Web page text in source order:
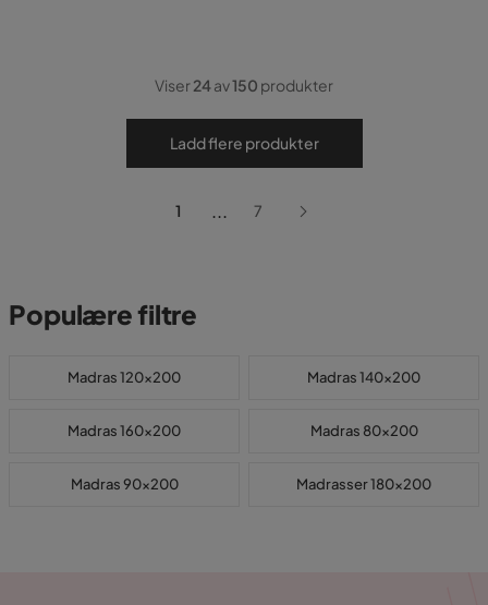
Viser24av150 produkter
Ladd flere produkter
1 ... 7
Populære filtre
Madras 120x200 Madras 140x200
Madras 160x200 Madras 80x200
Madras 90x200 Madrasser 180x200